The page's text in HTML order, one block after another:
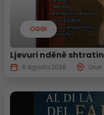
OGGI
Ljevuri ndënë shtratin
6 Agosto 2026 Ururi